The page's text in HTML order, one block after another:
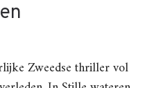
Zweedse thriller vol